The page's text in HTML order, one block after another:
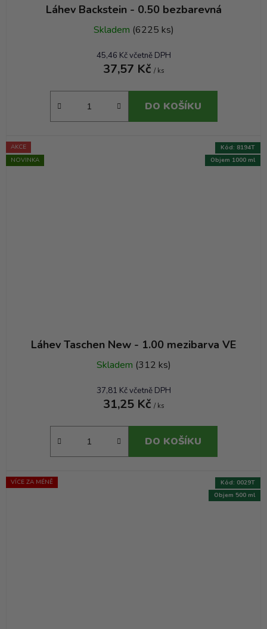
Láhev Backstein - 0.50 bezbarevná
Skladem (6225 ks)
45,46 Kč včetně DPH
37,57 Kč / ks
DO KOŠÍKU
AKCE
NOVINKA
Láhev Taschen New - 1.00 mezibarva VE
Skladem (312 ks)
37,81 Kč včetně DPH
31,25 Kč / ks
DO KOŠÍKU
Objem 1000 ml
Kód: 8194T
VÍCE ZA MÉNĚ
Objem 500 ml
Kód: 0029T